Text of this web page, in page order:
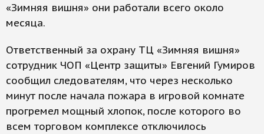
«Зимняя вишня» они работали всего около
месяца.
Ответственный за охрану ТЦ «Зимняя вишня»
сотрудник ЧОП «Центр защиты» Евгений Гумиров
сообщил следователям, что через несколько
минут после начала пожара в игровой комнате
прогремел мощный хлопок, после которого во
всем торговом комплексе отключилось